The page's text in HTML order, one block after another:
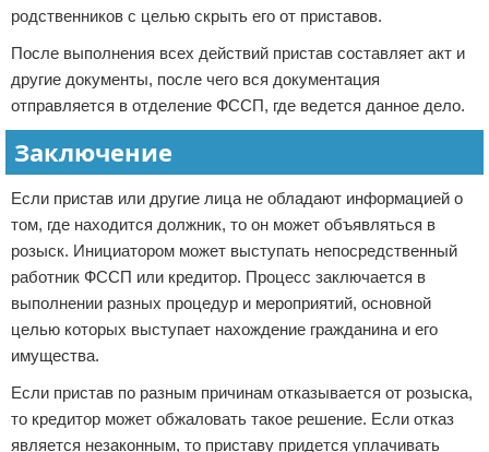
родственников с целью скрыть его от приставов.
После выполнения всех действий пристав составляет акт и
другие документы, после чего вся документация
отправляется в отделение ФССП, где ведется данное дело.
Заключение
Если пристав или другие лица не обладают информацией о
том, где находится должник, то он может объявляться в
розыск. Инициатором может выступать непосредственный
работник ФССП или кредитор. Процесс заключается в
выполнении разных процедур и мероприятий, основной
целью которых выступает нахождение гражданина и его
имущества.
Если пристав по разным причинам отказывается от розыска,
то кредитор может обжаловать такое решение. Если отказ
является незаконным, то приставу придется уплачивать